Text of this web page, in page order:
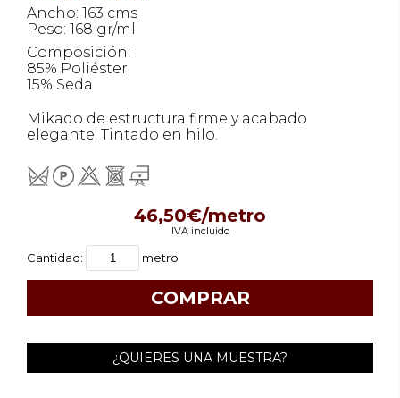
Ancho: 163 cms
Peso: 168 gr/ml
Composición:
85% Poliéster
15% Seda
Mikado de estructura firme y acabado
elegante. Tintado en hilo.
46,50€/metro
IVA incluido
Cantidad: metro
¿QUIERES UNA MUESTRA?